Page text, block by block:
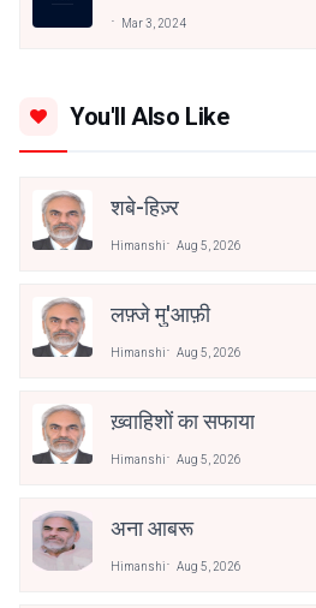
Mar 3, 2024
You'll Also Like
शबे-हिज़्र
Himanshi Aug 5, 2026
लफ़्जे मु'आफ़ी
Himanshi Aug 5, 2026
ख़्वाहिशों का सफाया
Himanshi Aug 5, 2026
अना आबरू
Himanshi Aug 5, 2026